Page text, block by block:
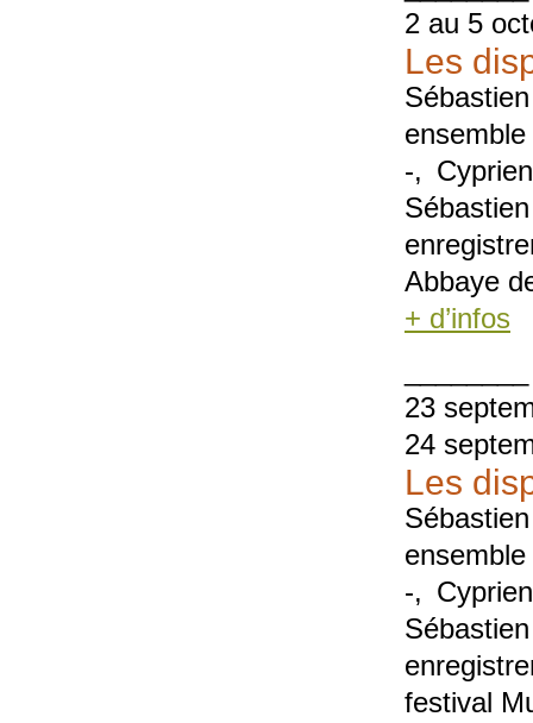
2 au 5
Les
-,
Abbaye
+ d’infos
23
24
Les
-,
festival